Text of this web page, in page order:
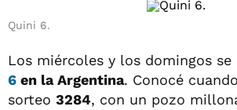
Quini 6.
Los miércoles y los domingos se
6 en la Argentina. Conocé
sorteo 3284, con un pozo